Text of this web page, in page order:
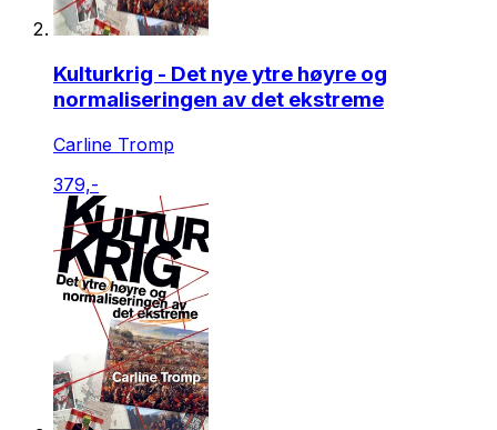
Kulturkrig - Det nye ytre høyre og
normaliseringen av det ekstreme
Carline Tromp
379,-